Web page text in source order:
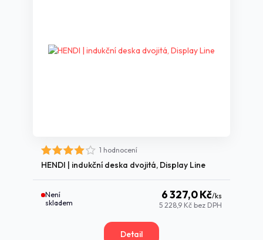
1 hodnocení
HENDI | indukční deska dvojitá, Display Line
6 327,0 Kč/ks
5 228,9 Kč bez DPH
Není
skladem
Detail